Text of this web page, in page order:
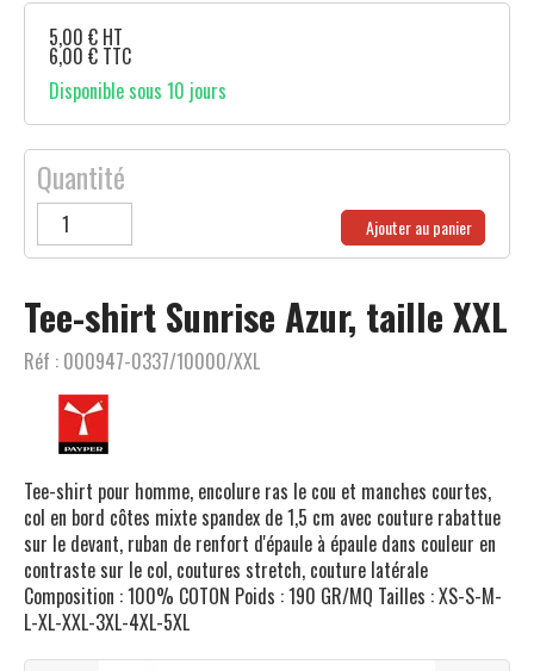
Tee-shirt Sunrise Azur, taille XXL
Réf : 000947-0337/10000/XXL
Tee-shirt pour homme, encolure ras le cou et manches courtes,
col en bord côtes mixte spandex de 1,5 cm avec couture rabattue
sur le devant, ruban de renfort d'épaule à épaule dans couleur en
contraste sur le col, coutures stretch, couture latérale
Composition : 100% COTON Poids : 190 GR/MQ Tailles : XS-S-M-
L-XL-XXL-3XL-4XL-5XL
5,00 € HT
6,00 € TTC
Disponible sous 10 jours
Quantité
Ajouter au panier